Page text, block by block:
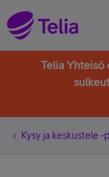
Telia Yhteisö
Kysy ja keskustele -